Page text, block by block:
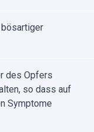
bösartiger
des Opfers
so dass auf
Symptome